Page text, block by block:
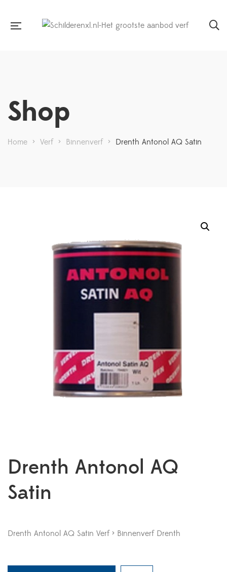
Shop
Home > Verf > Binnenverf > Drenth Antonol AQ Satin
Drenth Antonol AQ
Satin
Drenth Antonol AQ Satin Verf > Binnenverf Drenth